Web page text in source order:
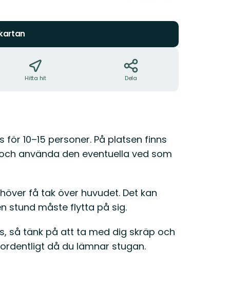
Hitta hit Dela
10–15 personer. På platsen finns
använda den eventuella ved som
få tak över huvudet. Det kan
stund måste flytta på sig.
så tänk på att ta med dig skräp och
då du lämnar stugan.